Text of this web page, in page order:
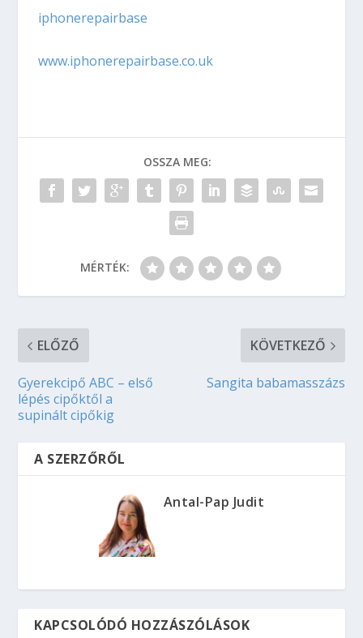
iphonerepairbase
www.iphonerepairbase.co.uk
OSSZA MEG:
MÉRTÉK:
ELŐZŐ
Gyerekcipő ABC – első
lépés cipőktől a
supinált cipőkig
KÖVETKEZŐ
Sangita babamasszázs
A SZERZŐRŐL
Antal-Pap Judit
KAPCSOLÓDÓ HOZZÁSZÓLÁSOK